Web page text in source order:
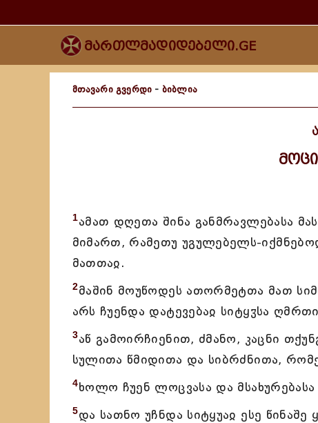
მართლმადიდებელი.GE
მთავარი გვერდი - ბიბლია
1ამათ დღეთა შინა განმრავლებასა
მიმართ, რამეთუ უგულებელს-
მათთაჲ.
2მაშინ მოუწოდეს ათორმეტთა მათ
არს ჩუენდა დატევებაჲ სიტყჳსა
3აწ გამოირჩიენით, ძმანო, კაცნი
სულითა წმიდითა და სიბრძნითა,
4ხოლო ჩუენ ლოცვასა და მსახურებასა
5და სათნო უჩნდა სიტყუაჲ ესე